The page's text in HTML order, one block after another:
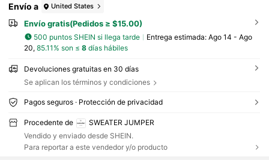
Envío a United States
Envío gratis(Pedidos ≥ $15.00)
500 puntos SHEIN si llega tarde Entrega estimada: Ago 14 - Ago
20, 85.11% son ≤ 8días hábiles
Devoluciones gratuitas en 30 días
Se aplican los términos y condiciones
Pagos seguros · Protección de privacidad
Procedente de
SWEATER JUMPER
Vendido y enviado desde SHEIN.
Para reportar a este vendedor y/o producto